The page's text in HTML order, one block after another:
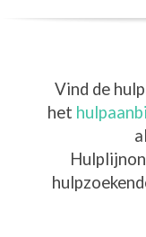
Vind de
het